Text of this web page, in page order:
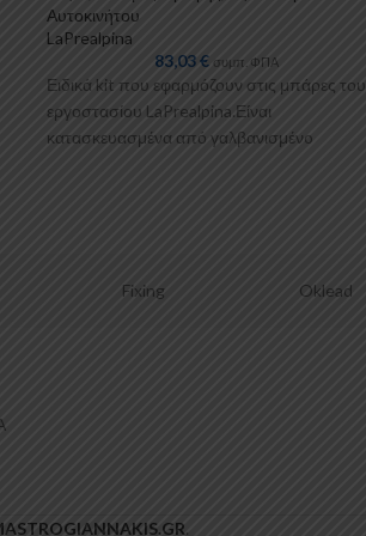
Αυτοκινήτου
LaPrealpina
83,03€ συμπ. ΦΠΑ
Ειδικά kit που εφαρμόζουν στις μπάρες του
εργοστασίου LaPrealpina.Είναι
κατασκευασμένα από γαλβανισμένo
Oklead
.